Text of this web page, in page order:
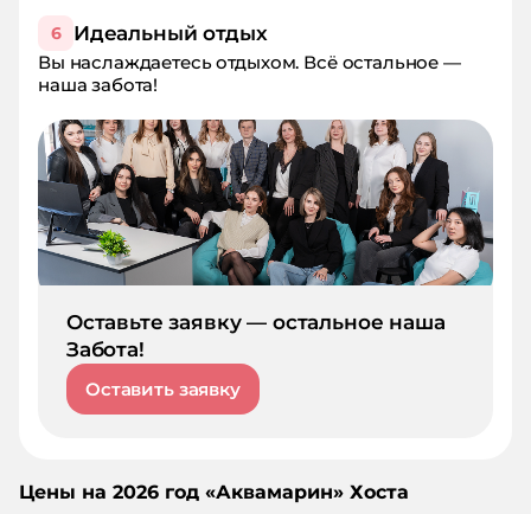
6 Идеальный отдых
Вы наслаждаетесь отдыхом. Всё остальное —
наша забота!
Оставьте заявку — остальное наша
Забота!
Оставить заявку
Цены на 2026 год «Аквамарин» Хоста